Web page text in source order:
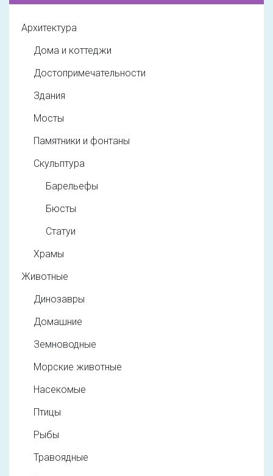
Архитектура
Дома и коттеджи
Достопримечательности
Здания
Мосты
Памятники и фонтаны
Скульптура
Барельефы
Бюсты
Статуи
Храмы
Животные
Динозавры
Домашние
Земноводные
Морские животные
Насекомые
Птицы
Рыбы
Травоядные